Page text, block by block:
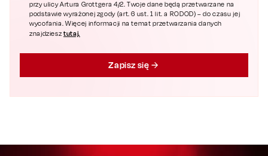
przy ulicy Artura Grottgera 4/2. Twoje dane będą przetwarzane na
podstawie wyrażonej zgody (art. 6 ust. 1 lit. a RODOD) – do czasu jej
wycofania. Więcej informacji na temat przetwarzania danych
znajdziesztutaj.
Zapisz się